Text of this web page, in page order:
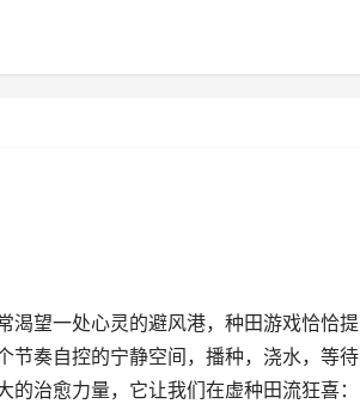
渴望一处心灵的避风港，种田游戏恰恰提
节奏自控的宁静空间，播种，浇水，等待
治愈力量，它让我们在虚种田流狂喜：